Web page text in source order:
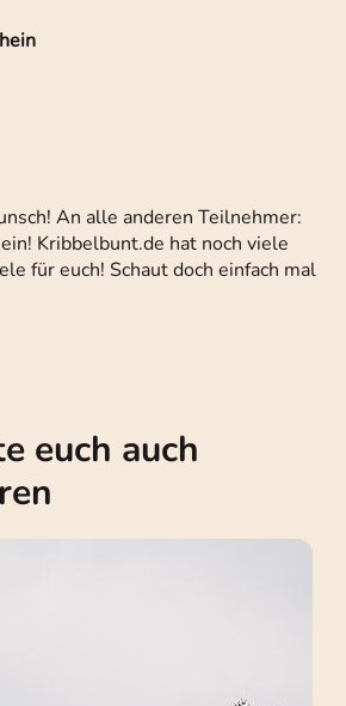
An alle anderen Teilnehmer:
Kribbelbunt.de hat noch viele
für euch! Schaut doch einfach mal
euch auch